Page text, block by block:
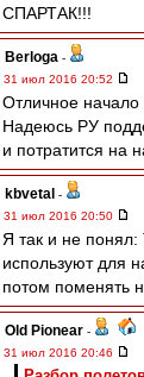
СПАРТАК!!!
Berloga -
31 июл 2016 20:52
Отличное начало
Надеюсь РУ
и потратится на
kbvetal -
31 июл 2016 20:50
Я так и не понял:
используют для
потом поменять
Old Pionear -
31 июл 2016 20:46